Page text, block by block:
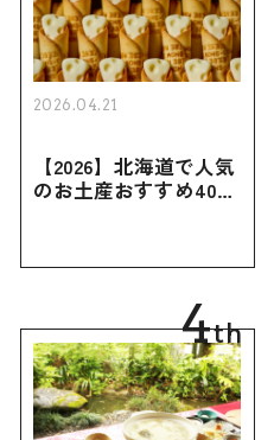
2026.04.21
【2026】北海道で人気
のお土産おすすめ40選
買えない限定品、女性
4th